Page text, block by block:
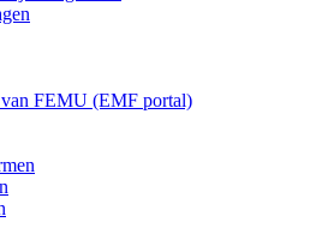
van FEMU (EMF portal)